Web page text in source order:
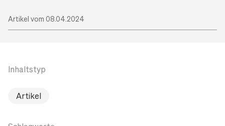
Artikel vom 08.04.2024
Inhaltstyp
Artikel